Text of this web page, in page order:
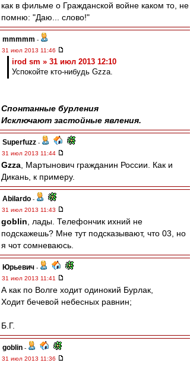
как в фильме о Гражданской войне каком то, не
помню: "Даю... слово!"
mmmmm -
31 июл 2013 11:46
irod sm » 31 июл 2013 12:10
Успокойте кто-нибудь Gzza.
Спонтанные бурления
Исключают застойные явления.
Superfuzz -
31 июл 2013 11:44
Gzza , Мартынович гражданин России. Как и
Дикань, к примеру.
Abilardo -
31 июл 2013 11:43
goblin , лады. Телефончик ихний не
подскажешь? Мне тут подсказывают, что 03, но
я чот сомневаюсь.
Юрьевич -
31 июл 2013 11:41
А как по Волге ходит одинокий Бурлак,
Ходит бечевой небесных равнин;
Б.Г.
goblin -
31 июл 2013 11:36